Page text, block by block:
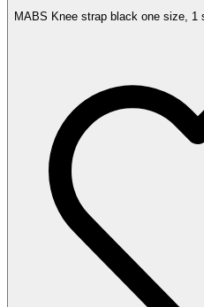
MABS Knee strap black one size,